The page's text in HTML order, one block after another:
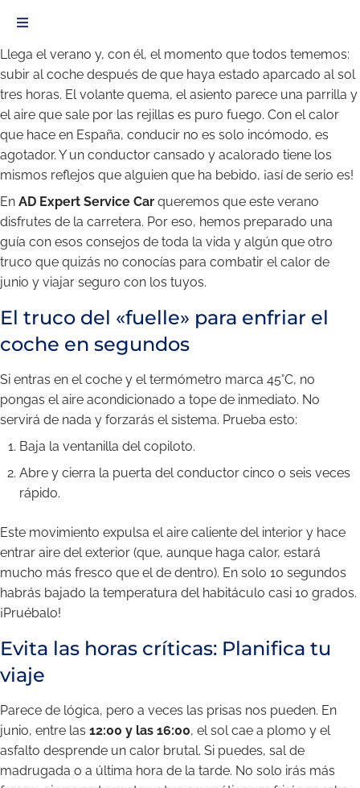
Llega el verano y, con él, el momento que todos tememos:
subir al coche después de que haya estado aparcado al sol
tres horas. El volante quema, el asiento parece una parrilla y
el aire que sale por las rejillas es puro fuego. Con el calor
que hace en España, conducir no es solo incómodo, es
agotador. Y un conductor cansado y acalorado tiene los
mismos reflejos que alguien que ha bebido, ¡así de serio es!
En AD Expert Service Car queremos que este verano
disfrutes de la carretera. Por eso, hemos preparado una
guía con esos consejos de toda la vida y algún que otro
truco que quizás no conocías para combatir el calor de
junio y viajar seguro con los tuyos.
El truco del «fuelle» para enfriar el
coche en segundos
Si entras en el coche y el termómetro marca 45°C, no
pongas el aire acondicionado a tope de inmediato. No
servirá de nada y forzarás el sistema. Prueba esto:
Baja la ventanilla del copiloto.
Abre y cierra la puerta del conductor cinco o seis veces
rápido.
Este movimiento expulsa el aire caliente del interior y hace
entrar aire del exterior (que, aunque haga calor, estará
mucho más fresco que el de dentro). En solo 10 segundos
habrás bajado la temperatura del habitáculo casi 10 grados.
¡Pruébalo!
Evita las horas críticas: Planifica tu
viaje
Parece de lógica, pero a veces las prisas nos pueden. En
junio, entre las 12:00 y las 16:00, el sol cae a plomo y el
asfalto desprende un calor brutal. Si puedes, sal de
madrugada o a última hora de la tarde. No solo irás más